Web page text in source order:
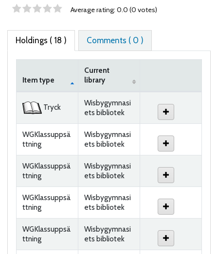
Star ratings Average rating: 0.0 (0 votes)
Holdings ( 18 ) Comments ( 0 )
Item type
Current
library
Tryck
Wisbygymnasi
ets bibliotek
WGKlassuppsä
ttning
Wisbygymnasi
ets bibliotek
WGKlassuppsä
ttning
Wisbygymnasi
ets bibliotek
WGKlassuppsä
ttning
Wisbygymnasi
ets bibliotek
WGKlassuppsä
ttning
Wisbygymnasi
ets bibliotek